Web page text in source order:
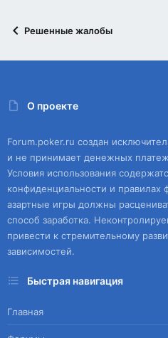
Решенные жалобы
О проекте
Forum.poker.ru создан
и не принимает денежных
Условия использования
конфиденциальности и
азартные игры должны
способ заработка.
привести к стремительному
зависимостей.
Быстрая навигация
Главная